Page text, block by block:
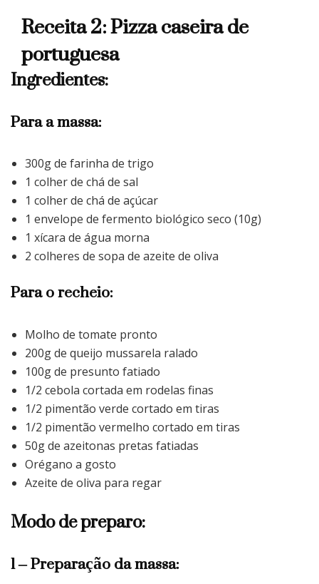
Receita 2: Pizza caseira de
portuguesa
Ingredientes:
Para a massa:
300g de farinha de trigo
1 colher de chá de sal
1 colher de chá de açúcar
1 envelope de fermento biológico seco (10g)
1 xícara de água morna
2 colheres de sopa de azeite de oliva
Para o recheio:
Molho de tomate pronto
200g de queijo mussarela ralado
100g de presunto fatiado
1/2 cebola cortada em rodelas finas
1/2 pimentão verde cortado em tiras
1/2 pimentão vermelho cortado em tiras
50g de azeitonas pretas fatiadas
Orégano a gosto
Azeite de oliva para regar
Modo de preparo:
1 – Preparação da massa: